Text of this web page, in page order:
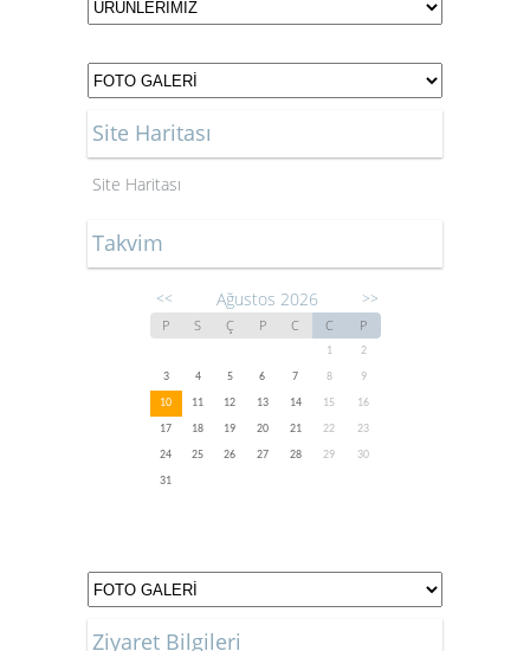
Site Haritası
Site Haritası
Takvim
<< Ağustos 2026 >>
P S Ç P C C P
1
2
3
4 5 6 7 8
9
10
11 12 13 14 15
16
17
18 19 20 21 22
23
24
25 26 27 28 29
30
31
Ziyaret Bilgileri